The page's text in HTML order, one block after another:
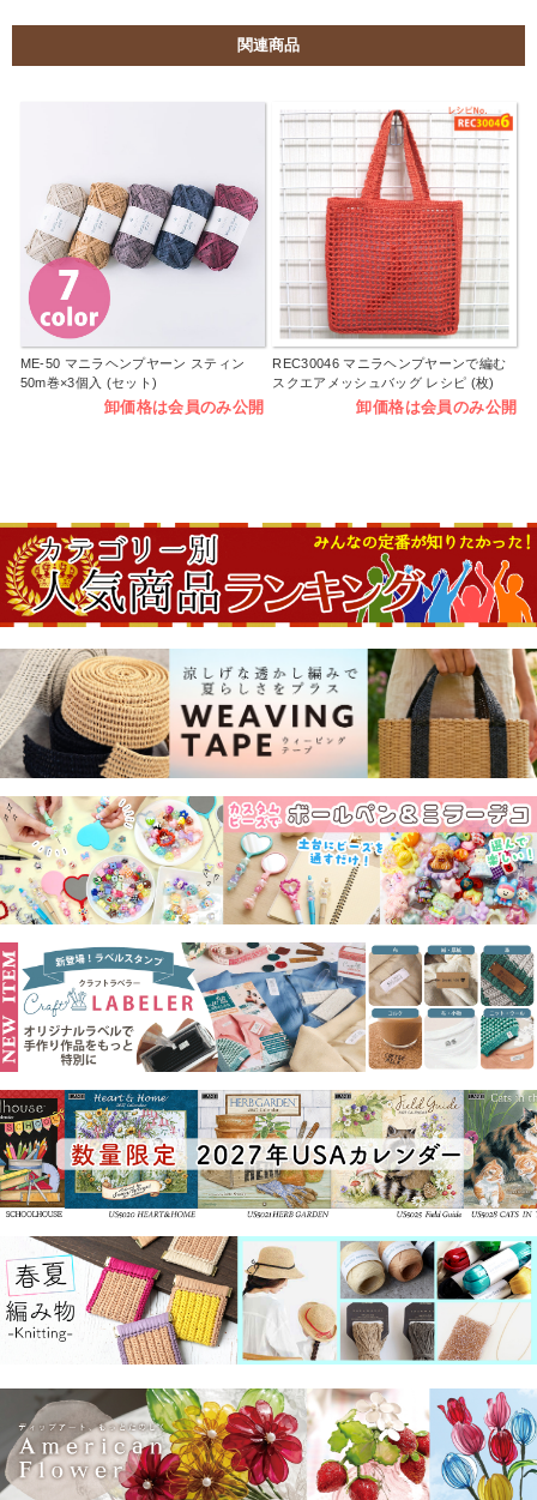
関連商品
ME-50 マニラヘンプヤーン スティン
50m巻×3個入 (セット)
卸価格は会員のみ公開
REC30046 マニラヘンプヤーンで編む
スクエアメッシュバッグ レシピ (枚)
卸価格は会員のみ公開